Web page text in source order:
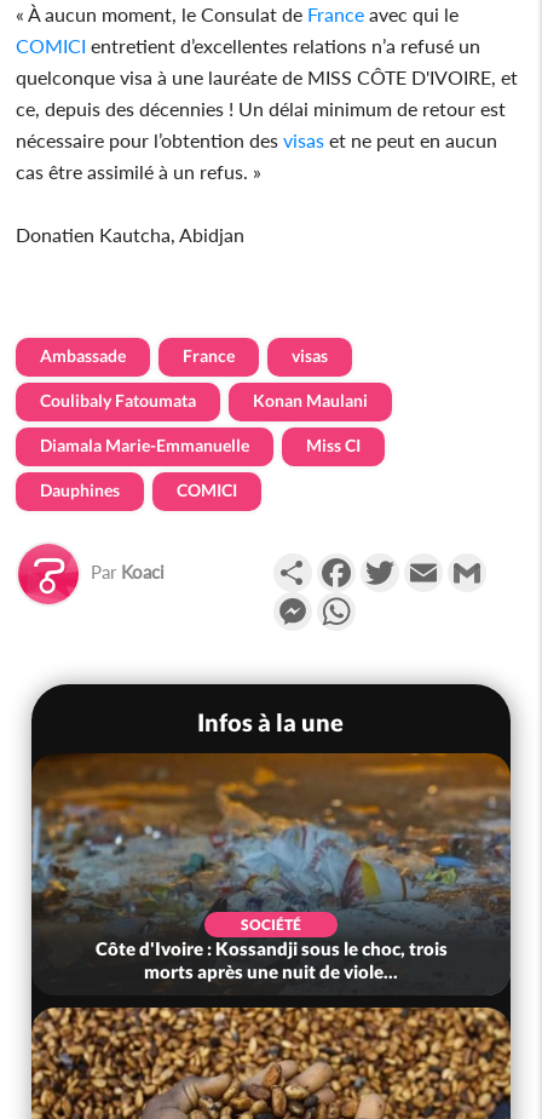
« À aucun moment, le Consulat de France avec qui le
COMICI entretient d’excellentes relations n’a refusé un
quelconque visa à une lauréate de MISS CÔTE D'IVOIRE, et
ce, depuis des décennies ! Un délai minimum de retour est
nécessaire pour l’obtention desvisas et ne peut en aucun
cas être assimilé à un refus. »
Donatien Kautcha, Abidjan
Ambassade France visas
Coulibaly Fatoumata Konan Maulani
Diamala Marie-Emmanuelle Miss CI
Dauphines COMICI
Par Koaci PartagerFacebookTwitterEmail
Messenger
Infos à la une
SOCIÉTÉ
Côte d'Ivoire : Kossandji sous le choc, trois
morts après une nuit de viole...